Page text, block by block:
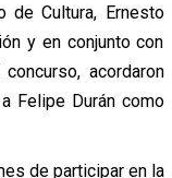
de Cultura, Ernesto
y en conjunto con
acordaron
Felipe Durán como
de participar en la